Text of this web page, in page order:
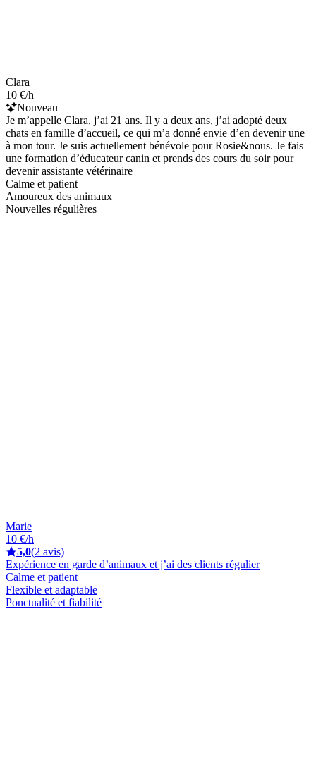
Clara
10 €/h
Nouveau
Je m’appelle Clara, j’ai 21 ans. Il y a deux ans, j’ai adopté deux
chats en famille d’accueil, ce qui m’a donné envie d’en devenir une
à mon tour. Je suis actuellement bénévole pour Rosie&nous. Je fais
une formation d’éducateur canin et prends des cours du soir pour
devenir assistante vétérinaire
Calme et patient
Amoureux des animaux
Nouvelles régulières
Marie
10 €/h
5,0(2 avis)
Expérience en garde d’animaux et j’ai des clients régulier
Calme et patient
Flexible et adaptable
Ponctualité et fiabilité